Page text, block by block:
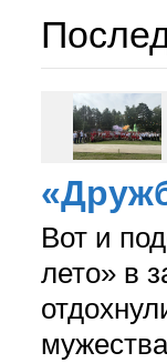
Вот и
лето» в